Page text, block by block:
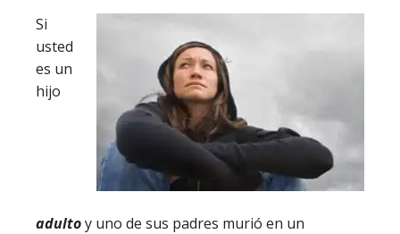
Si
usted
es un
hijo
adultoy uno de sus padres murió en un